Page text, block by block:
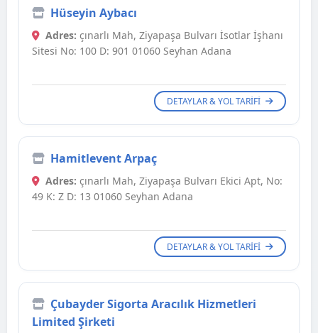
Hüseyin Aybacı
Adres: çınarlı Mah, Ziyapaşa Bulvarı İsotlar İşhanı
Sitesi No: 100 D: 901 01060 Seyhan Adana
DETAYLAR & YOL TARIFI
Hamitlevent Arpaç
Adres: çınarlı Mah, Ziyapaşa Bulvarı Ekici Apt, No:
49 K: Z D: 13 01060 Seyhan Adana
DETAYLAR & YOL TARIFI
Çubayder Sigorta Aracılık Hizmetleri
Limited Şirketi